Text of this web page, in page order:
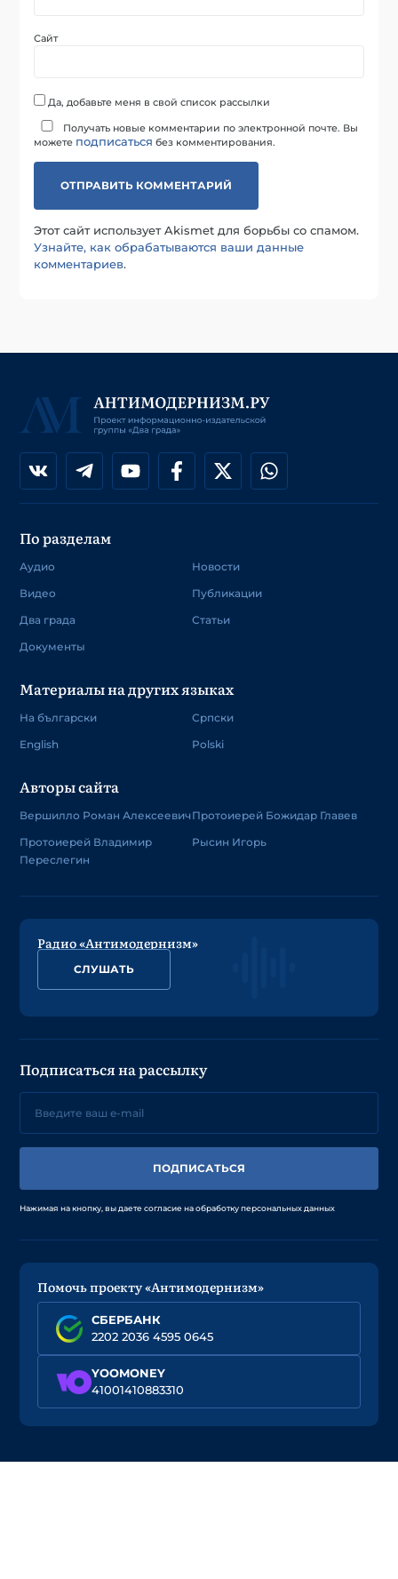
Сайт
Да, добавьте меня в свой список рассылки
Получать новые комментарии по электронной почте. Вы
можете подписаться без комментирования.
Этот сайт использует Akismet для борьбы со спамом.
Узнайте, как обрабатываются ваши данные
комментариев.
По разделам
Аудио
Видео
Два града
Документы
Новости
Публикации
Статьи
Материалы на других языках
На български
English
Српски
Polski
Авторы сайта
Вершилло Роман Алексеевич
Протоиерей Владимир
Переслегин
Протоиерей Божидар Главев
Рысин Игорь
Радио «Антимодернизм»
СЛУШАТЬ
Подписаться на рассылку
ПОДПИСАТЬСЯ
Нажимая на кнопку, вы даете согласие на обработку персональных данных
Помочь проекту «Антимодернизм»
СБЕРБАНК
2202 2036 4595 0645
YOOMONEY
41001410883310